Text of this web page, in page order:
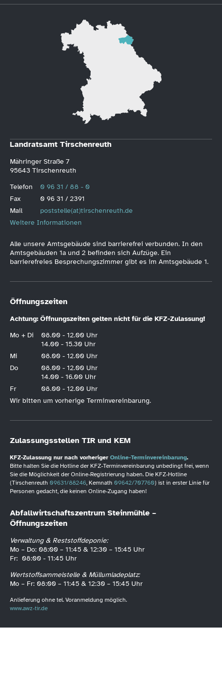
Landratsamt Tirschenreuth
Mähringer Straße 7
95643 Tirschenreuth
Telefon
0 96 31 / 88 - 0
Fax
0 96 31 / 2391
Mail
poststelle(at)tirschenreuth.de
Weitere Informationen
Alle unsere Amtsgebäude sind barrierefrei verbunden. In den
Amtsgebäuden 1a und 2 befinden sich Aufzüge. Ein
barrierefreies Besprechungszimmer gibt es im Amtsgebäude 1.
Öffnungszeiten
Achtung: Öffnungszeiten gelten nicht für die KFZ-Zulassung!
Mo + Di
08.00 - 12.00 Uhr
14.00 - 15.30 Uhr
Mi
08.00 - 12.00 Uhr
Do
08.00 - 12.00 Uhr
14.00 - 16.00 Uhr
Fr
08.00 - 12.00 Uhr
Wir bitten um vorherige Terminvereinbarung.
Zulassungsstellen TIR und KEM
KFZ-Zulassung nur nach vorheriger Online-Terminvereinbarung.
Bitte halten Sie die Hotline der KFZ-Terminvereinbarung unbedingt frei, wenn
Sie die Möglichkeit der Online-Registrierung haben. Die KFZ-Hotline
(Tirschenreuth 09631/88246, Kemnath 09642/707760) ist in erster Linie für
Personen gedacht, die keinen Online-Zugang haben!
Abfallwirtschaftszentrum Steinmühle –
Öffnungszeiten
Verwaltung & Reststoffdeponie:
Mo – Do: 08:00 – 11:45 & 12:30 – 15:45 Uhr
Fr: 08:00 - 11:45 Uhr
Wertstoffsammelstelle & Müllumladeplatz:
Mo – Fr: 08:00 – 11:45 & 12:30 – 15:45 Uhr
Anlieferung ohne tel. Voranmeldung möglich.
www.awz-tir.de